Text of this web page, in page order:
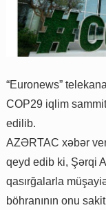
“Euronews”
COP29 iqlim
edilib.
AZƏRTAC xəbər
qeyd edib ki, Şərqi
qasırğalarla
böhranının onu